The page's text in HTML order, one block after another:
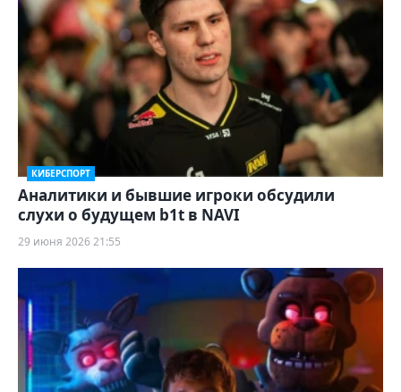
КИБЕРСПОРТ
Аналитики и бывшие игроки обсудили
слухи о будущем b1t в NAVI
29 июня 2026 21:55